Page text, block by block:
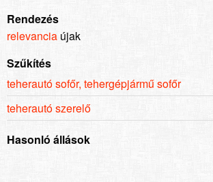
Rendezés
relevancia újak
Szűkítés
teherautó sofőr, tehergépjármű sofőr
teherautó szerelő
Hasonló állások